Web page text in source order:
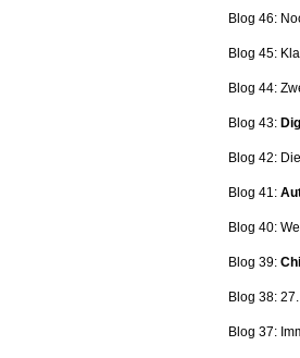
Blog 46:
Blog 45:
Blog 44:
Blog 43:
Blog 42:
Blog 41:
Blog 40:
Blog 39:
Blog 38:
Blog 37: